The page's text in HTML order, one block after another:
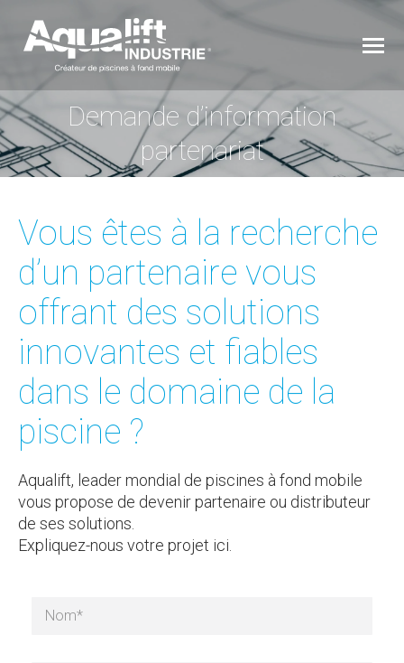
Demande d’information
partenariat
Vous êtes ici :
Vous êtes à la recherche
d’un partenaire vous
offrant des solutions
innovantes et fiables
dans le domaine de la
piscine ?
Aqualift, leader mondial de piscines à fond mobile
vous propose de devenir partenaire ou distributeur
de ses solutions.
Expliquez-nous votre projet ici.